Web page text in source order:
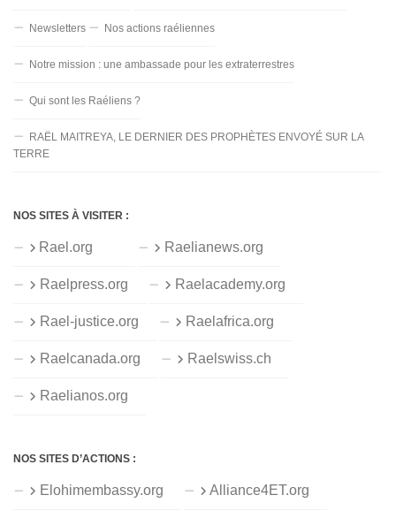
Newsletters Nos actions raéliennes
Notre mission : une ambassade pour les extraterrestres
Qui sont les Raéliens ?
RAËL MAITREYA, LE DERNIER DES PROPHÈTES ENVOYÉ SUR LA
TERRE
NOS SITES À VISITER :
Rael.org Raelianews.org
Raelpress.org Raelacademy.org
Rael-justice.org Raelafrica.org
Raelcanada.org Raelswiss.ch
Raelianos.org
NOS SITES D’ACTIONS :
Elohimembassy.org Alliance4ET.org